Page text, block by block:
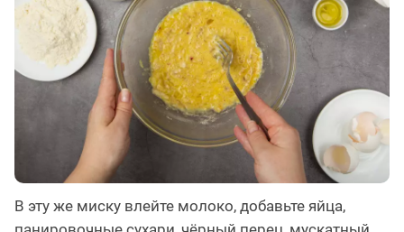
В эту же миску влейте молоко, добавьте яйца,